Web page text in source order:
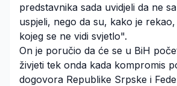
predstavnika sada uvidjeli da ne
uspjeli, nego da su, kako je
kojeg se ne vidi svjetlo".
On je poručio da će se u BiH
živjeti tek onda kada kompromis
dogovora Republike Srpske i